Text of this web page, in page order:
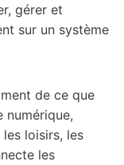
gérer et
sur un système
de ce que
numérique,
loisirs, les
les